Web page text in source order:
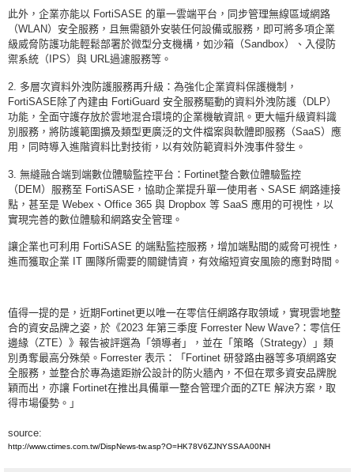
此外，企業亦能以 FortiSASE 的單一雲端平台，同步管理無線區域網路
（WLAN）安全服務，且無需額外安裝任何設備或服務，即可將多項企業
級威脅防護功能輕鬆部署於微型分支機構，如沙箱（Sandbox）、入侵防
禦系統（IPS）與 URL過濾服務等。
2. 多層次資料外洩防護服務再升級：為強化企業資料保護機制，
FortiSASE除了內建由 FortiGuard 安全服務驅動的資料外洩防護（DLP）
功能，全面守護存放於雲地混合環境的企業機敏資訊。更大幅升級資料識
別服務，將防護範圍擴及類型更廣泛的文件檔案與軟體即服務（SaaS）應
用，同時導入進階資料比對技術，以有效防範資料外洩事件發生。
3. 無縫融合端到端數位體驗監控平台：Fortinet整合數位體驗監控
（DEM）服務至 FortiSASE，協助企業提升單一使用者、SASE 網路連接
點，甚至是 Webex、Office 365 與 Dropbox 等 SaaS 應用的可視性，以
實現完善的數位體驗和網路安全管理。
讓企業也可利用 FortiSASE 的端點監控服務，增加端點間的威脅可視性，
進而獲取企業 IT 團隊所需要的關鍵情資，有效縮短資安風險的應對時間。
值得一提的是，近期Fortinet更以唯一在零信任網路存取領域，實現雲地整
合的資安品牌之姿，於《2023 年第三季度 Forrester New Wave?：零信任
邊緣（ZTE）》報告被評選為「領導者」，並在「策略（Strategy）」類
別勇奪最高分殊榮。Forrester 表示：「Fortinet 研發路由器等多項網路安
全服務，並整合於專為遠距辦公設計的防火牆內，不但在眾多資安品牌脫
穎而出，亦讓 Fortinet在推出具備單一整合管理介面的ZTE 解決方案，取
得市場優勢。」
source:
http://www.ctimes.com.tw/DispNews-tw.asp?O=HK78V6ZJNYSSAA00NH